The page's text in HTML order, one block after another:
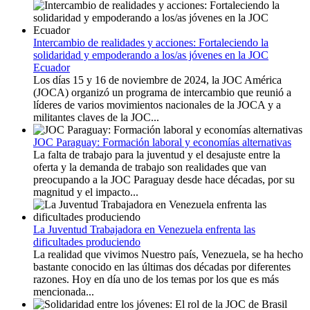
Intercambio de realidades y acciones: Fortaleciendo la
solidaridad y empoderando a los/as jóvenes en la JOC
Ecuador
Los días 15 y 16 de noviembre de 2024, la JOC América
(JOCA) organizó un programa de intercambio que reunió a
líderes de varios movimientos nacionales de la JOCA y a
militantes claves de la JOC...
JOC Paraguay: Formación laboral y economías alternativas
La falta de trabajo para la juventud y el desajuste entre la
oferta y la demanda de trabajo son realidades que van
preocupando a la JOC Paraguay desde hace décadas, por su
magnitud y el impacto...
La Juventud Trabajadora en Venezuela enfrenta las
dificultades produciendo
La realidad que vivimos Nuestro país, Venezuela, se ha hecho
bastante conocido en las últimas dos décadas por diferentes
razones. Hoy en día uno de los temas por los que es más
mencionada...